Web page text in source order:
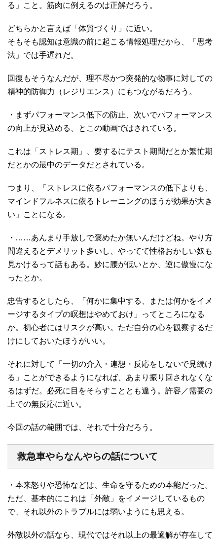
る」こと。筋肉に例えるのは正解だろう。
どちらかと言えば「体質づくり」に近い。
そもそも認知は意識の前に起こる情報処理だから、「思考
法」では手遅れだ。
回復もそうなんだが、理不尽かつ突発的な物事に対しての
精神的防御力（レジリエンス）にもつながるだろう。
・まずパフォーマンス低下の防止、次いでパフォーマンス
の向上が見込める、とこの動画ではされている。
これは「ストレス期」、要するにテスト期間だとか繁忙期
だとかの最中のデータだとされている。
つまり、「ストレスに依るパフォーマンスの低下よりも、
マインドフルネスに依るトレーニングのほうが効果が大き
い」ことになる。
・……あんまり手放しで褒めたか無いんだけどね。やり方
間違えるとデメリット多いし、やってて性格おかしい奴も
見かけるって話もある。妙に腰が低いとか、逆に傲慢にな
ったとか。
忠告するとしたら、「何かに集中する、または何かをイメ
ージするタイプの瞑想はやめておけ」ってところになる
か。初心者にはリスクが高い。ただ自分の心を観察するだ
けにしておいたほうがいい。
それに対して「一切の介入・連想・反応をしないで見続け
る」ことができるようになれば、あまり振り回されなくな
るはずだ。必死に目をそらすこととも違う。許容／需要の
上での無反応に近い。
今回の話の範囲では、それで十分だろう。
救急車やらなんやらの話について
・本来怒りや恐怖などは、生命を守るための本能だった。
ただ、基本的にこれは「外敵」をイメージしているもの
で、それ以外のトラブルには弱いようにも思える。
外敵以外の話なら、現代ではそれ以上の最適解が存在して